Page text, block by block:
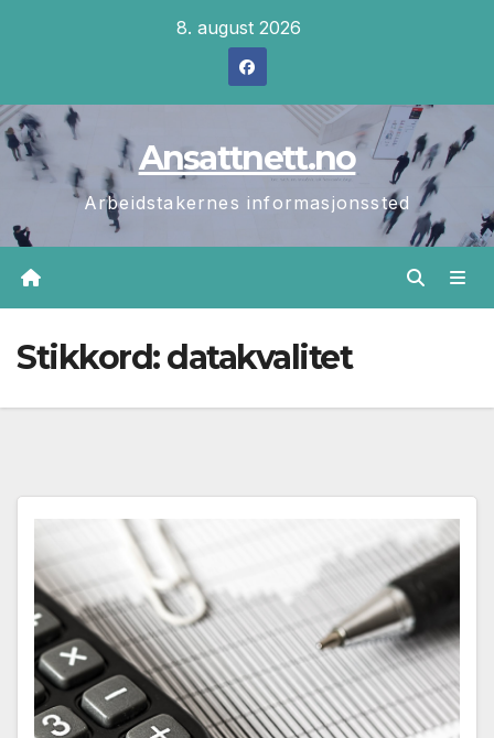
8. august 2026
Ansattnett.no
Arbeidstakernes informasjonssted
Stikkord:datakvalitet